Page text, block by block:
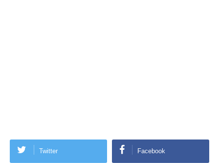
Twitter Facebook